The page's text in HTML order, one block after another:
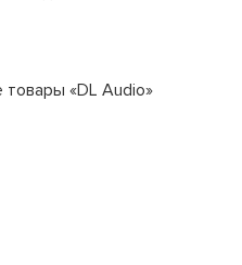
товары «DL Audio»